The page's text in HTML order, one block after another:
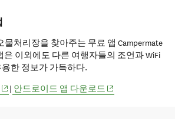
물처리장을 찾아주는 무료 앱 Campermate
은 이외에도 다른 여행자들의 조언과 WiFi
한 정보가 가득하다.
(opens in new window)
안드로이드 앱 다운로드 (opens in new